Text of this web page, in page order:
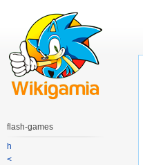
flash-games
h
<